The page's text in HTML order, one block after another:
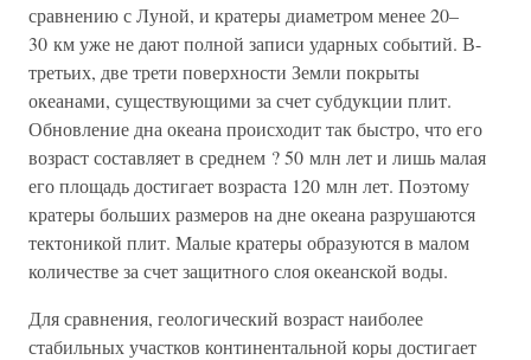
сравнению с Луной, и кратеры диаметром менее 20–
30 км уже не дают полной записи ударных событий. В-
третьих, две трети поверхности Земли покрыты
океанами, существующими за счет субдукции плит.
Обновление дна океана происходит так быстро, что его
возраст составляет в среднем ? 50 млн лет и лишь малая
его площадь достигает возраста 120 млн лет. Поэтому
кратеры больших размеров на дне океана разрушаются
тектоникой плит. Малые кратеры образуются в малом
количестве за счет защитного слоя океанской воды.
Для сравнения, геологический возраст наиболее
стабильных участков континентальной коры достигает